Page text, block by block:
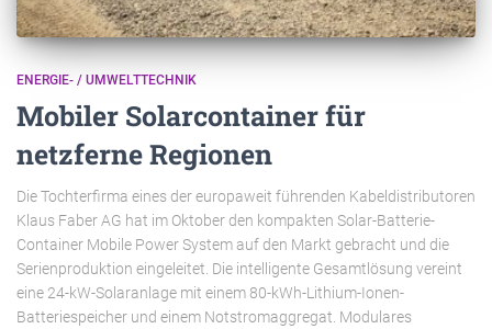
ENERGIE- / UMWELTTECHNIK
Mobiler Solarcontainer für
netzferne Regionen
Die Tochterfirma eines der europaweit führenden Kabeldistributoren
Klaus Faber AG hat im Oktober den kompakten Solar-Batterie-
Container Mobile Power System auf den Markt gebracht und die
Serienproduktion eingeleitet. Die intelligente Gesamtlösung vereint
eine 24-kW-Solaranlage mit einem 80-kWh-Lithium-Ionen-
Batteriespeicher und einem Notstromaggregat. Modulares